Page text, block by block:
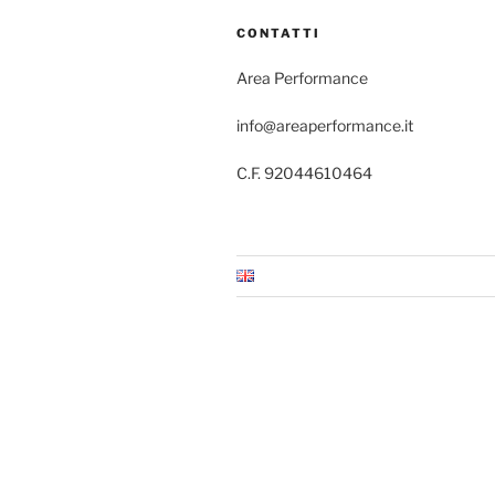
CONTATTI
Area Performance
info@areaperformance.it
C.F. 92044610464